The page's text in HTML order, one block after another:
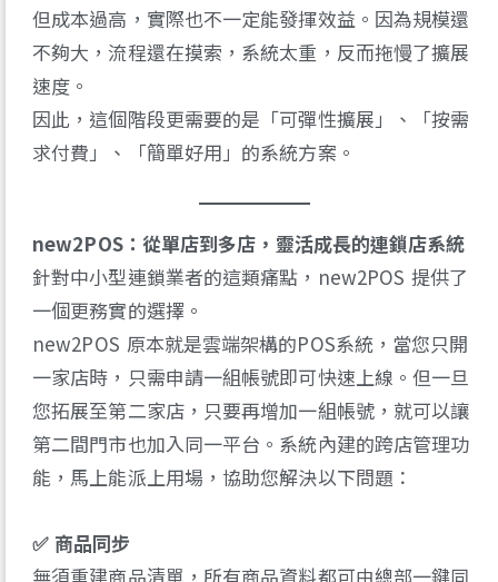
但成本過高，實際也不一定能發揮效益。因為規模還
不夠大，流程還在摸索，系統太重，反而拖慢了擴展
速度。
因此，這個階段更需要的是「可彈性擴展」、「按需
求付費」、「簡單好用」的系統方案。
new2POS：從單店到多店，靈活成長的連鎖店系統
針對中小型連鎖業者的這類痛點，new2POS 提供了
一個更務實的選擇。
new2POS 原本就是雲端架構的POS系統，當您只開
一家店時，只需申請一組帳號即可快速上線。但一旦
您拓展至第二家店，只要再增加一組帳號，就可以讓
第二間門市也加入同一平台。系統內建的跨店管理功
能，馬上能派上用場，協助您解決以下問題：
✅ 商品同步
無須重建商品清單，所有商品資料都可由總部一鍵同